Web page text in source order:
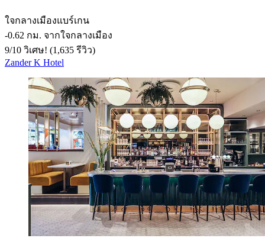
ใจกลางเมืองแบร์เกน
‐0.62 กม. จากใจกลางเมือง
9/10 วิเศษ! (1,635 รีวิว)
Zander K Hotel